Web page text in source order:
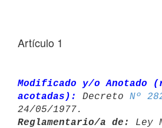
Artículo 1
Modificado y/o Anotado
acotadas):
Decreto Nº
Reglamentario/a de:
Ley